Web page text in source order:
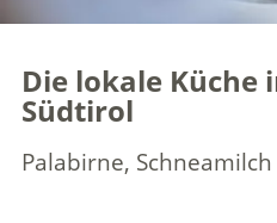
Die lokale Küche
Südtirol
Palabirne,